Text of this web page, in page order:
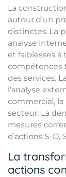
La
autour d’un
distinctes. La
analyse
et faiblesses à
compétences
des services.
l’analyse
commercial,
secteur. La
mesures
d’actions S-O,
La
actions